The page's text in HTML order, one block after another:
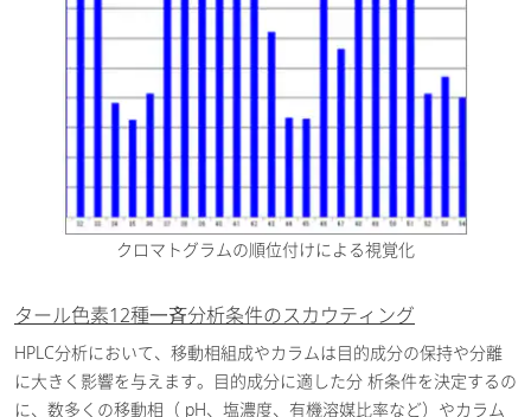
クロマトグラムの順位付けによる視覚化
タール色素12種⼀⻫分析条件のスカウティング
HPLC分析において、移動相組成やカラムは目的成分の保持や分離
に大きく影響を与えます。目的成分に適した分 析条件を決定するの
に、数多くの移動相（ pH、塩濃度、有機溶媒比率など）やカラム